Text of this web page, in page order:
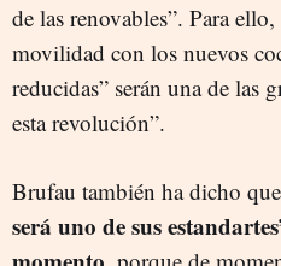
de las renovables”. Para
movilidad con los nuevos
reducidas” serán una de las
esta revolución”.
Brufau también ha dicho
será uno de sus